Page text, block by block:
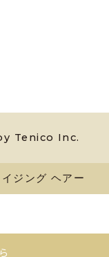
Tenico Inc.
ジング ヘアー